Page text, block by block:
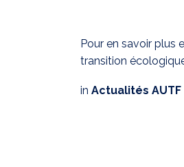
Pour en savoir plus
transition
in Actualités AUTF